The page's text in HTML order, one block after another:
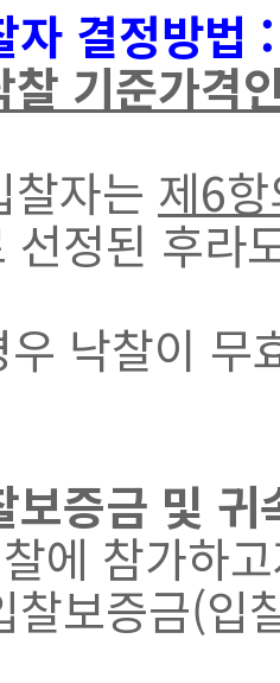
자 결정방법
찰 기준가격
찰자는 제6
선정된 후라
낙찰이 무효
보증금 및 귀
에 참가하
찰보증금(입